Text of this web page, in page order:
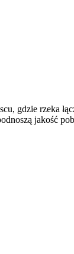
gdzie rzeka
jakość